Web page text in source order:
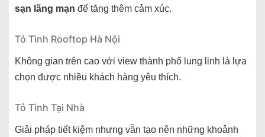
sạn lãng mạn để tăng thêm cảm xúc.
Tỏ Tình Rooftop Hà Nội
Không gian trên cao với view thành phố lung linh là lựa
chọn được nhiều khách hàng yêu thích.
Tỏ Tình Tại Nhà
Giải pháp tiết kiệm nhưng vẫn tạo nên những khoảnh